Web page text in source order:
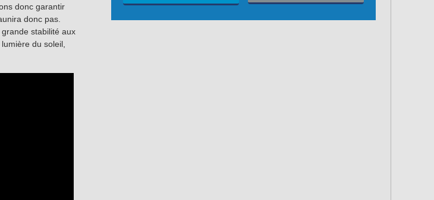
donc garantir
donc pas.
stabilité aux
du soleil,